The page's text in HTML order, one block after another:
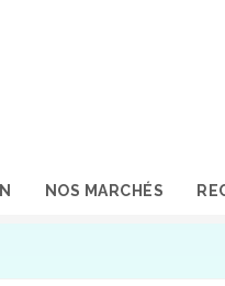
NOS MARCHÉS